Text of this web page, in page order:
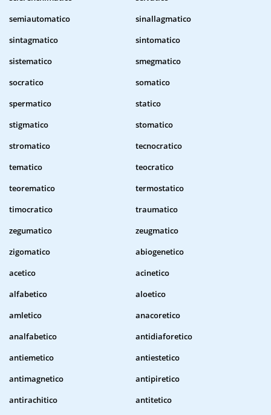
semiautomatico
sinallagmatico
sintagmatico
sintomatico
sistematico
smegmatico
socratico
somatico
spermatico
statico
stigmatico
stomatico
stromatico
tecnocratico
tematico
teocratico
teorematico
termostatico
timocratico
traumatico
zegumatico
zeugmatico
zigomatico
abiogenetico
acetico
acinetico
alfabetico
aloetico
amletico
anacoretico
analfabetico
antidiaforetico
antiemetico
antiestetico
antimagnetico
antipiretico
antirachitico
antitetico